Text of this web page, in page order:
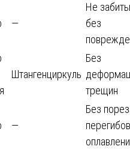
—
Не
без
Штангенциркуль
Без
трещин
—
Без